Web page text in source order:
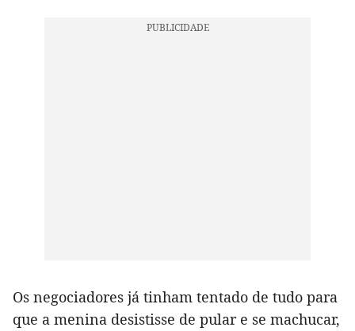
Os negociadores já tinham tentado de tudo para
que a menina desistisse de pular e se machucar,